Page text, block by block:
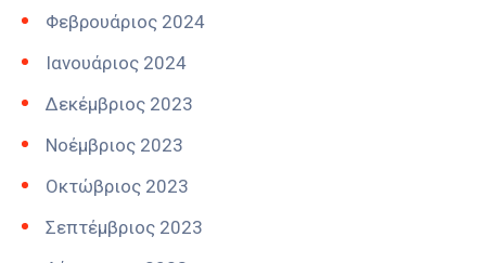
Φεβρουάριος 2024
Ιανουάριος 2024
Δεκέμβριος 2023
Νοέμβριος 2023
Οκτώβριος 2023
Σεπτέμβριος 2023